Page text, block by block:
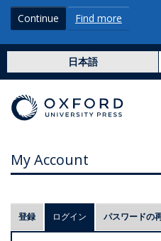
Continue Find more
日本語
My Account
プ
ラ
登録 ログイン (アクティブなタブ)
パスワードの